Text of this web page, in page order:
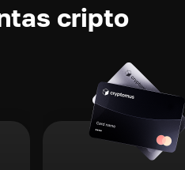
cripto